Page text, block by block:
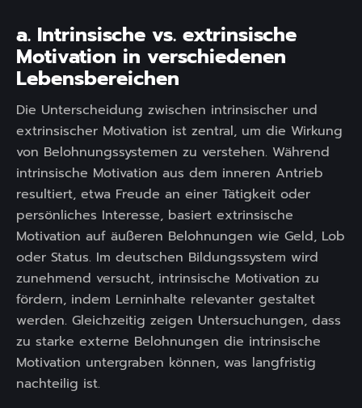
a. Intrinsische vs. extrinsische
Motivation in verschiedenen
Lebensbereichen
Die Unterscheidung zwischen intrinsischer und
extrinsischer Motivation ist zentral, um die Wirkung
von Belohnungssystemen zu verstehen. Während
intrinsische Motivation aus dem inneren Antrieb
resultiert, etwa Freude an einer Tätigkeit oder
persönliches Interesse, basiert extrinsische
Motivation auf äußeren Belohnungen wie Geld, Lob
oder Status. Im deutschen Bildungssystem wird
zunehmend versucht, intrinsische Motivation zu
fördern, indem Lerninhalte relevanter gestaltet
werden. Gleichzeitig zeigen Untersuchungen, dass
zu starke externe Belohnungen die intrinsische
Motivation untergraben können, was langfristig
nachteilig ist.